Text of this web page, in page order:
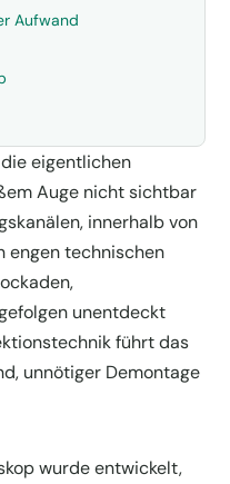
Aufwand
eigentlichen
Auge nicht sichtbar
innerhalb von
engen technischen
unentdeckt
führt das
unnötiger Demontage
wurde entwickelt,